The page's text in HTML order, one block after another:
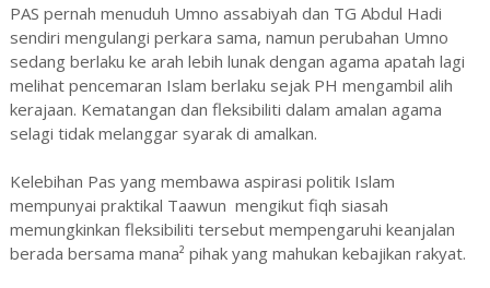
PAS pernah menuduh Umno assabiyah dan TG Abdul Hadi
sendiri mengulangi perkara sama, namun perubahan Umno
sedang berlaku ke arah lebih lunak dengan agama apatah lagi
melihat pencemaran Islam berlaku sejak PH mengambil alih
kerajaan. Kematangan dan fleksibiliti dalam amalan agama
selagi tidak melanggar syarak di amalkan.
Kelebihan Pas yang membawa aspirasi politik Islam
mempunyai praktikal Taawun mengikut fiqh siasah
memungkinkan fleksibiliti tersebut mempengaruhi keanjalan
berada bersama mana² pihak yang mahukan kebajikan rakyat.